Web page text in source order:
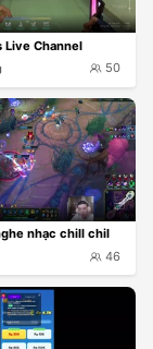
Live Channel
50
nhạc chill chil
46